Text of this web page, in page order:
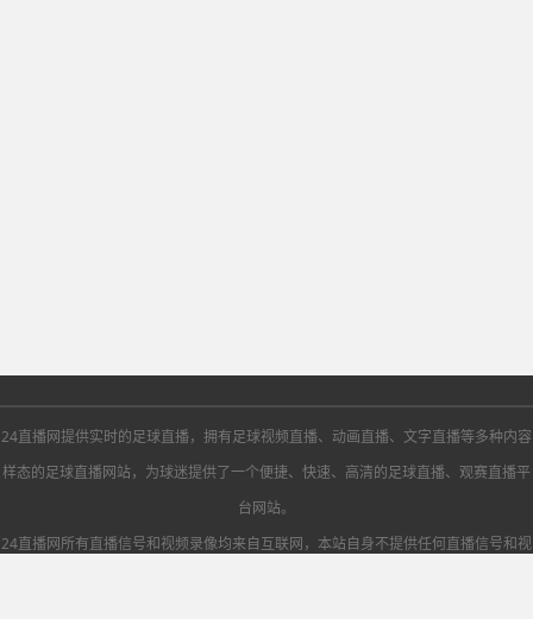
24直播网提供实时的足球直播，拥有足球视频直播、动画直播、文字直播等多种内容
样态的足球直播网站，为球迷提供了一个便捷、快速、高清的足球直播、观赛直播平
台网站。
24直播网所有直播信号和视频录像均来自互联网，本站自身不提供任何直播信号和视